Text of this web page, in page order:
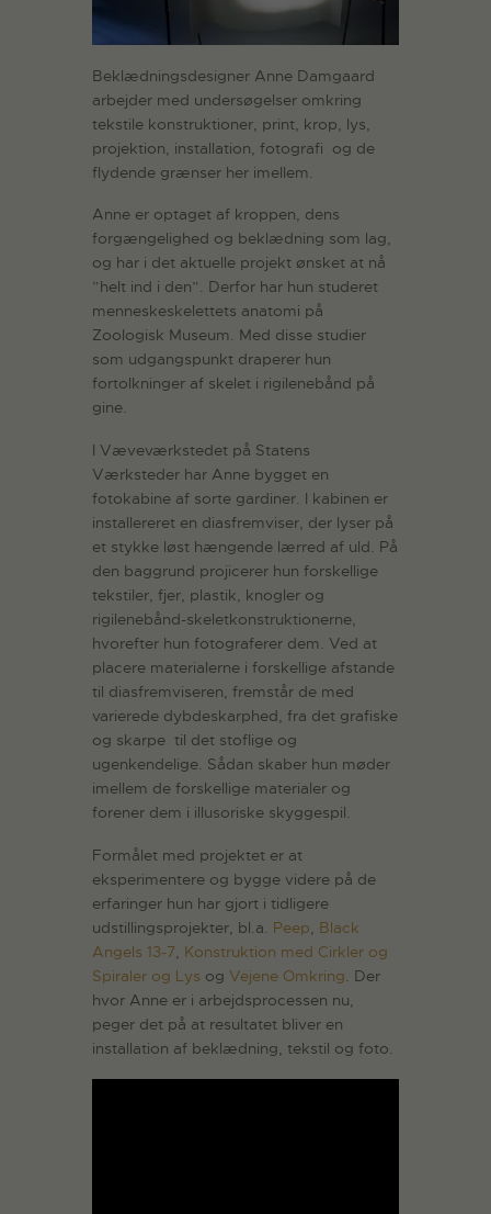
Beklædningsdesigner Anne Damgaard
arbejder med undersøgelser omkring
tekstile konstruktioner, print, krop, lys,
projektion, installation, fotografi og de
flydende grænser her imellem.
Anne er optaget af kroppen, dens
forgængelighed og beklædning som lag,
og har i det aktuelle projekt ønsket at nå
”helt ind i den”. Derfor har hun studeret
menneskeskelettets anatomi på
Zoologisk Museum. Med disse studier
som udgangspunkt draperer hun
fortolkninger af skelet i rigilenebånd på
gine.
I Væveværkstedet på Statens
Værksteder har Anne bygget en
fotokabine af sorte gardiner. I kabinen er
installereret en diasfremviser, der lyser på
et stykke løst hængende lærred af uld. På
den baggrund projicerer hun forskellige
tekstiler, fjer, plastik, knogler og
rigilenebånd-skeletkonstruktionerne,
hvorefter hun fotograferer dem. Ved at
placere materialerne i forskellige afstande
til diasfremviseren, fremstår de med
varierede dybdeskarphed, fra det grafiske
og skarpe til det stoflige og
ugenkendelige. Sådan skaber hun møder
imellem de forskellige materialer og
forener dem i illusoriske skyggespil.
Formålet med projektet er at
eksperimentere og bygge videre på de
erfaringer hun har gjort i tidligere
udstillingsprojekter, bl.a. Peep, Black
Angels 13-7, Konstruktion med Cirkler og
Spiraler og Lys og Vejene Omkring. Der
hvor Anne er i arbejdsprocessen nu,
peger det på at resultatet bliver en
installation af beklædning, tekstil og foto.